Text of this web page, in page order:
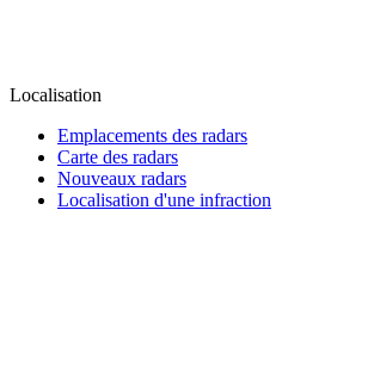
Localisation
Emplacements des radars
Carte des radars
Nouveaux radars
Localisation d'une infraction